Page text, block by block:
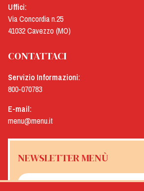
Uffici:
Via Concordia n.25
41032 Cavezzo (MO)
CONTATTACI
Servizio Informazioni:
800-070783
E-mail:
menu@menu.it
NEWSLETTER MENÙ